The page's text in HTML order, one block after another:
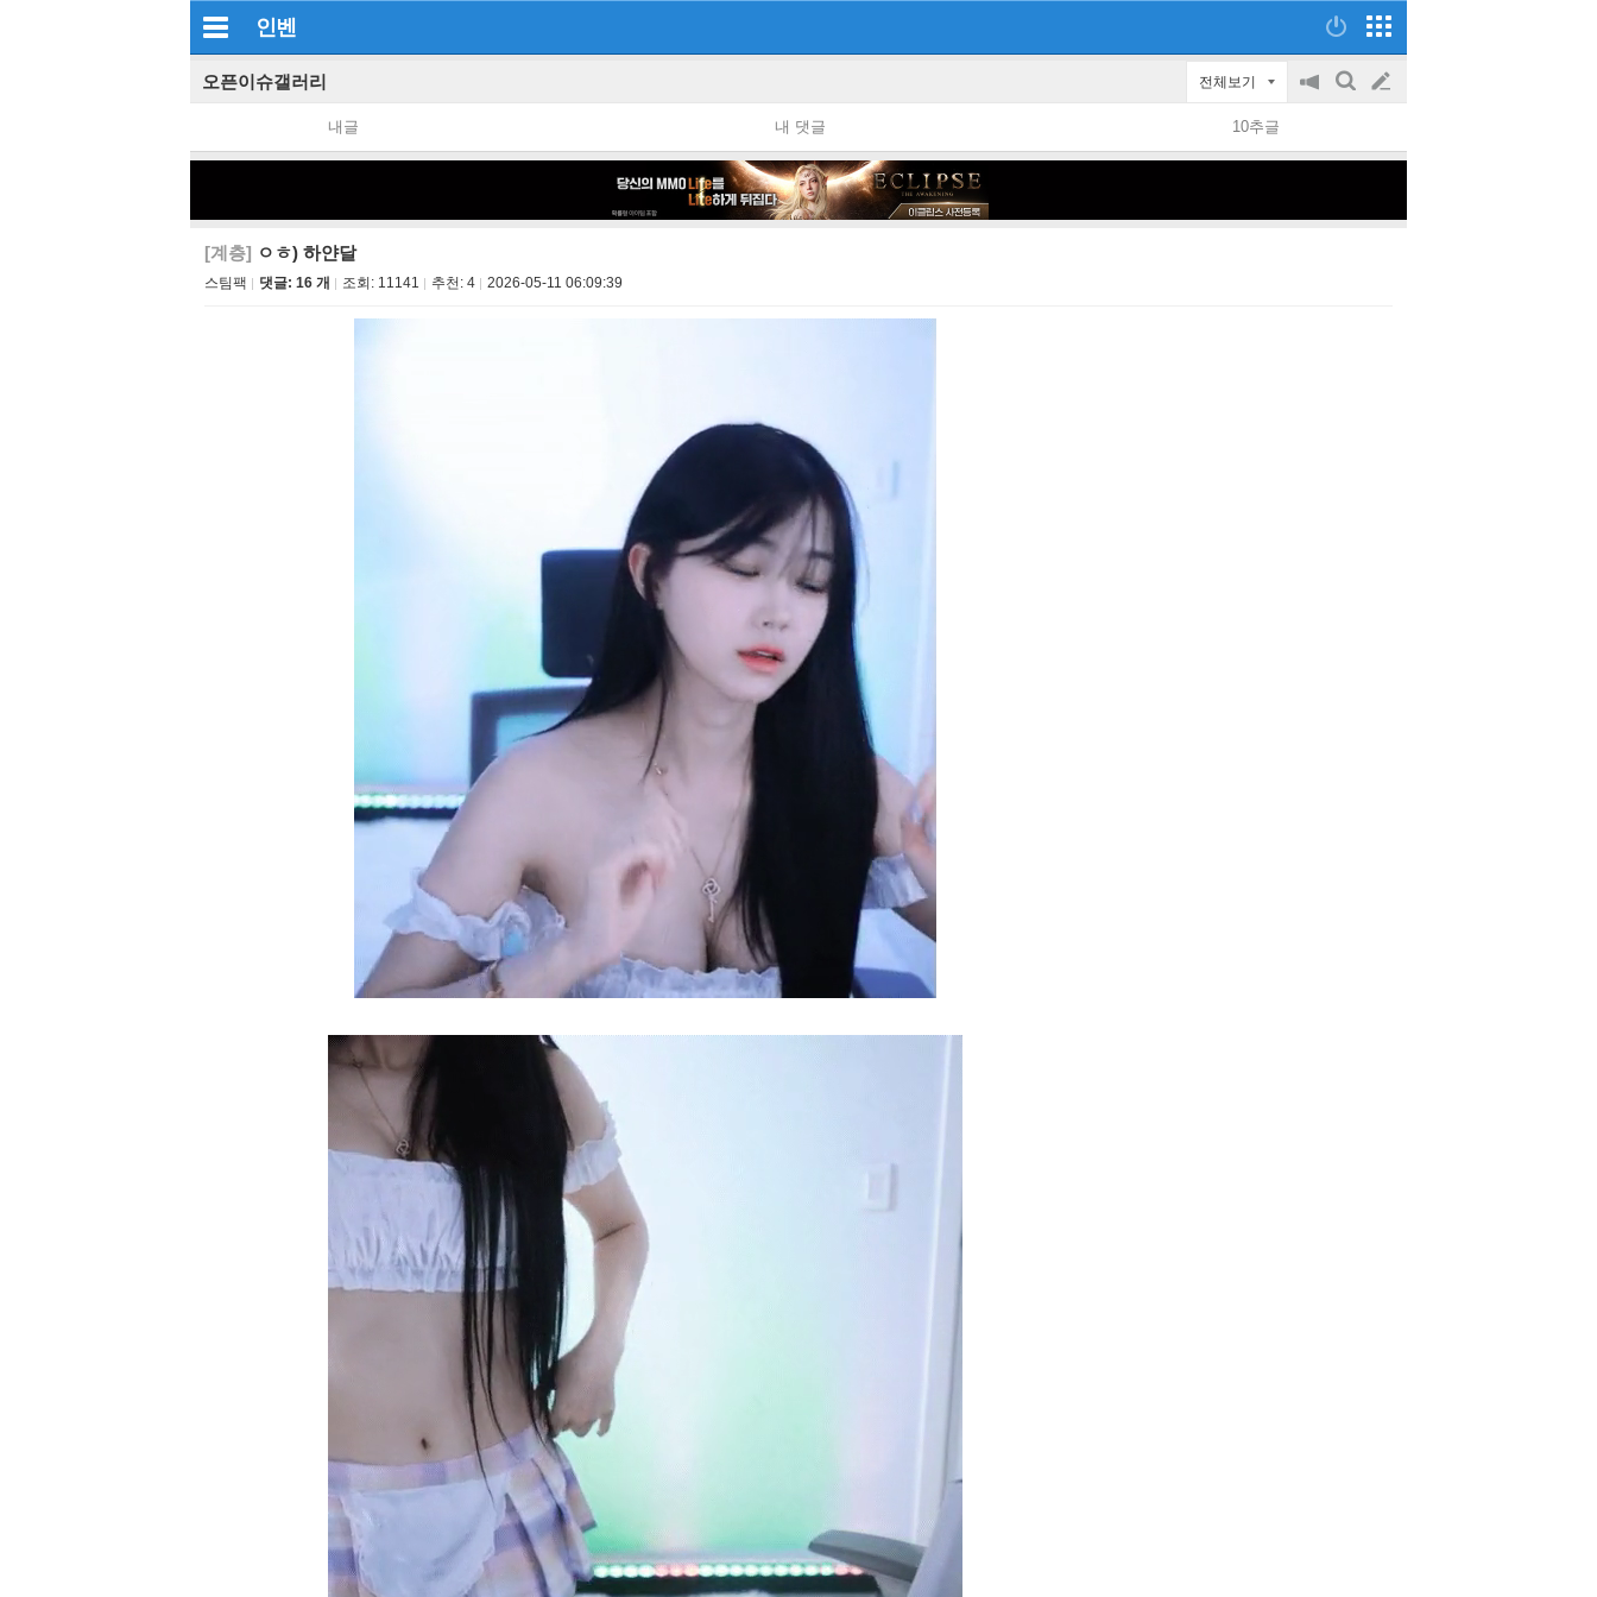
인벤
오픈이슈갤러리 전체보기
공
on/off
검
글
쓰
내글 내 댓글 10추글
[계층] ㅇㅎ) 하얀달
스팀팩 댓글: 16 개 조회: 11141 추천: 4 2026-05-11 06:09:39